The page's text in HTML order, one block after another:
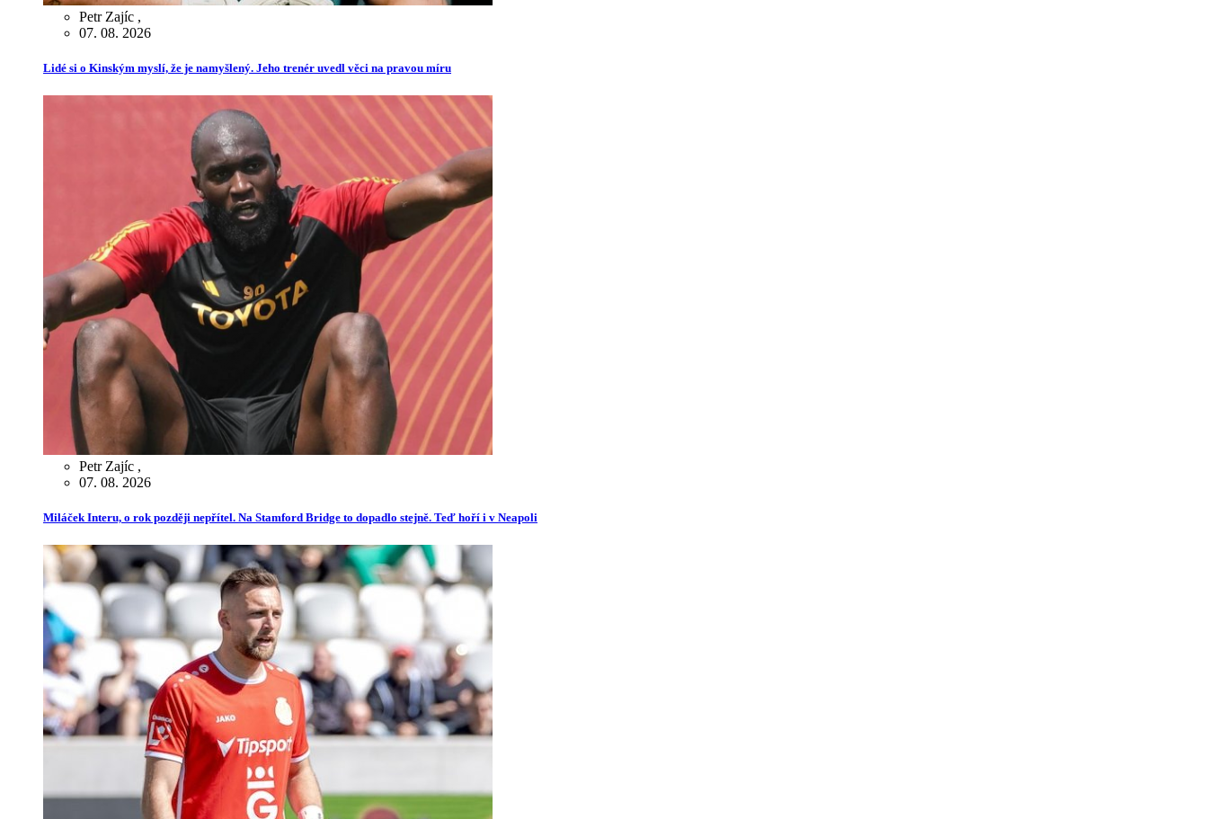
Petr Zajíc ,
07. 08. 2026
Lidé si o Kinským myslí, že je namyšlený. Jeho trenér uvedl věci na pravou míru
Petr Zajíc ,
07. 08. 2026
Miláček Interu, o rok později nepřítel. Na Stamford Bridge to dopadlo stejně. Teď hoří i v Neapoli